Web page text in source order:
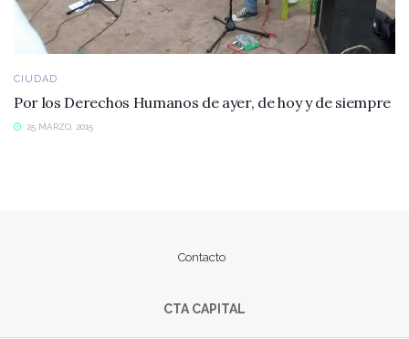
CIUDAD
Por los Derechos Humanos de ayer, de hoy y de siempre
25 MARZO, 2015
Contacto
CTA CAPITAL